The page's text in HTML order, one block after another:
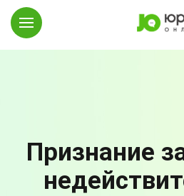
Признание